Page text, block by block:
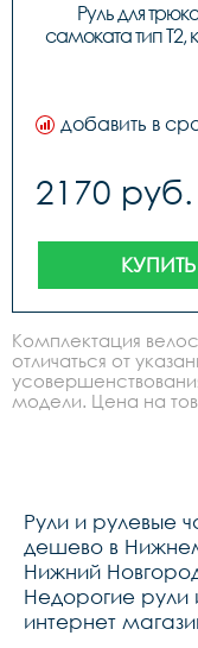
Руль для
самоката тип T2,
добавить в
2170 руб.
КУПИТЬ
Комплектация
отличаться от
модели. Цена на
Рули и рулевые
дешево в
Нижний
Недорогие рули
интернет